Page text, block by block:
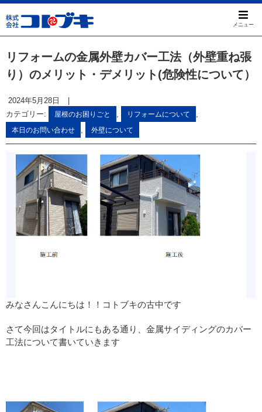
メニュー
リフォームの金属外壁カバー工法（外壁重ね張
り）のメリット・デメリット(危険性について）
2024年5月28日
カテゴリー:
屋根のお困りごと , リフォームについて ,
本日のお問い合わせ , 外壁について
みなさんこんにちは！！コトブキの古中です
さて今回はタイトルにもある通り、金属サイディングのカバー
工法について書いていきます